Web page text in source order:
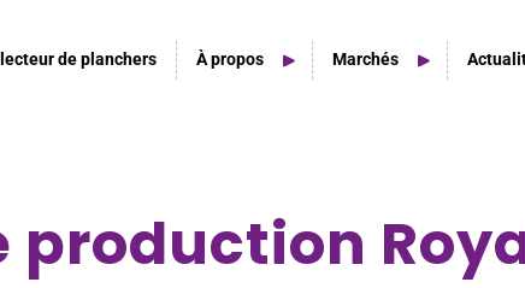
Home Studio
de planchers À propos Marchés
production